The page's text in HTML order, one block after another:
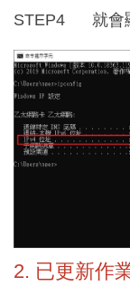
STEP4 就會
2. 已更新作